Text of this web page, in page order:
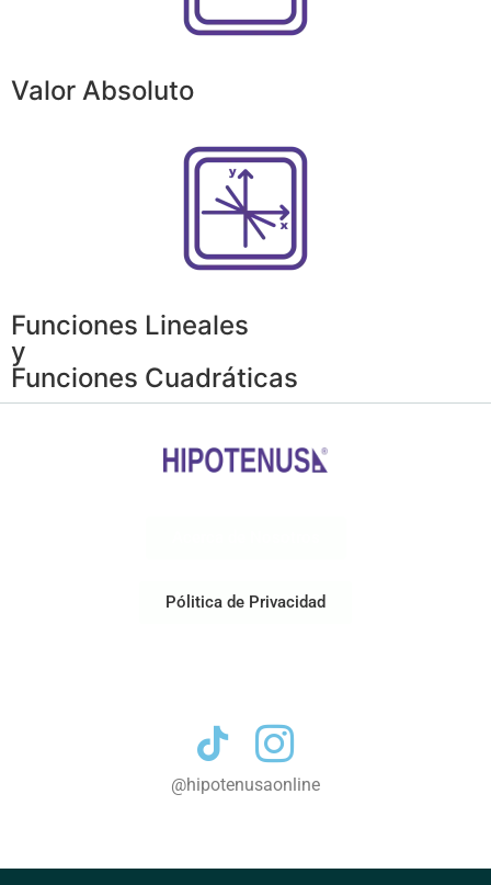
Valor Absoluto
Funciones Lineales
y
Funciones Cuadráticas
Pólitica de Privacidad
@hipotenusaonline